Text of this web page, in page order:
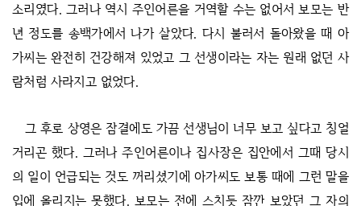
소리였다. 그러나 역시 주인어른을 거역할 수는 없어서 보모는 반
년 정도를 송백가에서 나가 살았다. 다시 불러서 돌아왔을 때 아
가씨는 완전히 건강해져 있었고 그 선생이라는 자는 원래 없던 사
람처럼 사라지고 없었다.
그 후로 상영은 잠결에도 가끔 선생님이 너무 보고 싶다고 칭얼
거리곤 했다. 그러나 주인어른이나 집사장은 집안에서 그때 당시
의 일이 언급되는 것도 꺼리셨기에 아가씨도 보통 때에 그런 말을
입에 올리지는 못했다. 보모는 전에 스치듯 잠깐 보았던 그 자의